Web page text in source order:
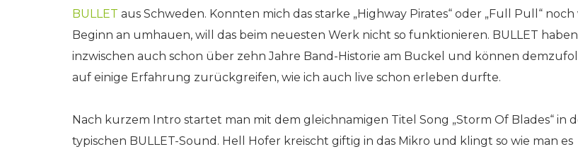
BULLET aus Schweden. Konnten mich das starke „Highway Pirates“ oder „Full Pull“ noch
Beginn an umhauen, will das beim neuesten Werk nicht so funktionieren. BULLET haben
inzwischen auch schon über zehn Jahre Band-Historie am Buckel und können
auf einige Erfahrung zurückgreifen, wie ich auch live schon erleben durfte.
Nach kurzem Intro startet man mit dem gleichnamigen Titel Song „Storm Of Blades“ in
typischen BULLET-Sound. Hell Hofer kreischt giftig in das Mikro und klingt so wie man es